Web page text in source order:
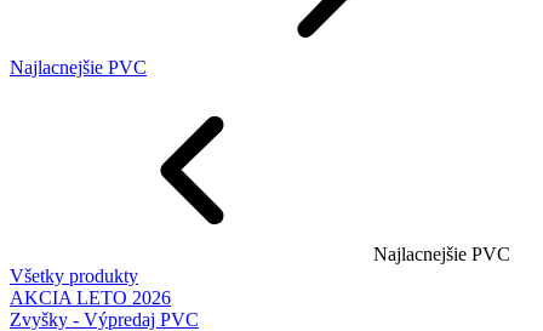
Najlacnejšie PVC
Najlacnejšie PVC
Všetky produkty
AKCIA LETO 2026
Zvyšky - Výpredaj PVC